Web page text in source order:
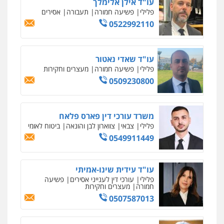
משרד עורכי דין פארס פלאח
פלילי צבאי צווארון לבן והונאה ביטוח לאומי
עו"ד עידית שינו-אמיתי
חמורה מעצרים וחקירות
עו"ד אביגדור פלדמן
פלילי אסירים צווארון לבן זכויות אדם אזרחי
0505345826
עו"ד יאיר בן סימון
פלילי תעבורה אזרחי נזיקין ביטוח